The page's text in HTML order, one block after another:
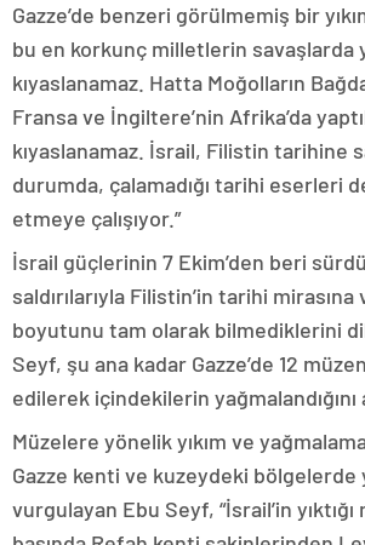
Gazze’de benzeri görülmemiş bir
bu en korkunç milletlerin savaşlarda
kıyaslanamaz. Hatta Moğolların
Fransa ve İngiltere’nin Afrika’da
kıyaslanamaz. İsrail, Filistin tarihine
durumda, çalamadığı tarihi eserleri
etmeye çalışıyor.”
İsrail güçlerinin 7 Ekim’den beri
saldırılarıyla Filistin’in tarihi
boyutunu tam olarak bilmediklerini
Seyf, şu ana kadar Gazze’de 12
edilerek içindekilerin yağmalandığını
Müzelere yönelik yıkım ve
Gazze kenti ve kuzeydeki bölgelerde
vurgulayan Ebu Seyf, “İsrail’in